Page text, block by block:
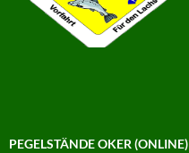
PEGELSTÄNDE OKER (ONLINE)